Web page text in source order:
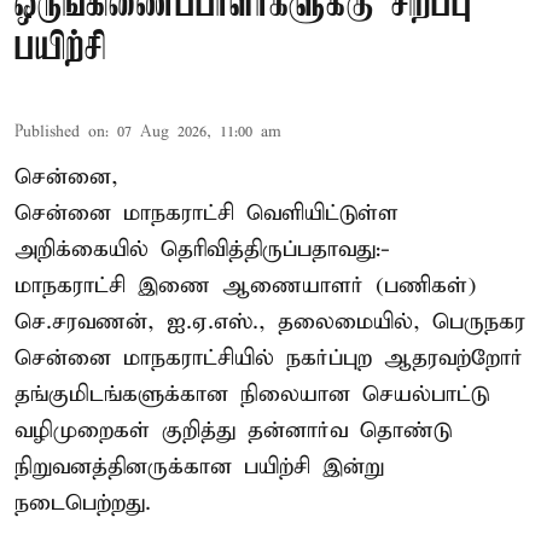
பயிற்சி
Published on: 07 Aug 2026, 11:00 am
சென்னை,
சென்னை மாநகராட்சி வெளியிட்டுள்ள
அறிக்கையில் தெரிவித்திருப்பதாவது:-
மாநகராட்சி இணை ஆணையாளர் (பணிகள்)
செ.சரவணன், ஐ.ஏ.எஸ்., தலைமையில், பெருநகர
சென்னை மாநகராட்சியில் நகர்ப்புற ஆதரவற்றோர்
தங்குமிடங்களுக்கான நிலையான செயல்பாட்டு
வழிமுறைகள் குறித்து தன்னார்வ தொண்டு
நிறுவனத்தினருக்கான பயிற்சி இன்று
நடைபெற்றது.